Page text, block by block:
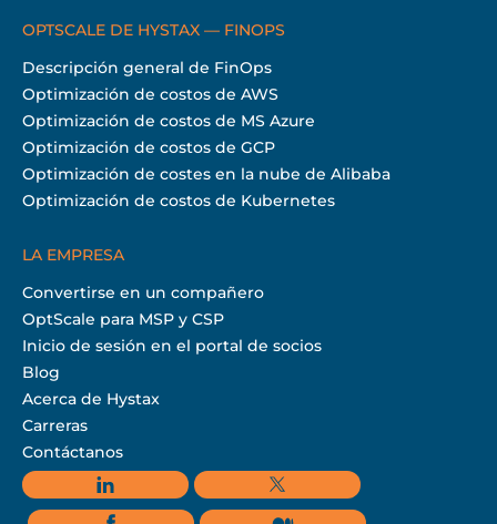
OPTSCALE DE HYSTAX — FINOPS
Descripción general de FinOps
Optimización de costos de AWS
Optimización de costos de MS Azure
Optimización de costos de GCP
Optimización de costes en la nube de Alibaba
Optimización de costos de Kubernetes
LA EMPRESA
Convertirse en un compañero
OptScale para MSP y CSP
Inicio de sesión en el portal de socios
Blog
Acerca de Hystax
Carreras
Contáctanos